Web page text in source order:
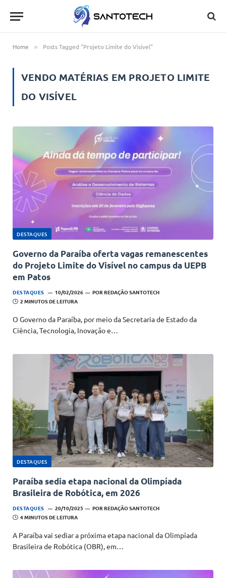
Home » Posts Tagged "Projeto Limite do Visível"
VENDO MATÉRIAS EM PROJETO LIMITE
DO VISÍVEL
DESTAQUES
Governo da Paraíba oferta vagas remanescentes
do Projeto Limite do Visível no campus da UEPB
em Patos
DESTAQUES 10/02/2026 POR REDAÇÃO SANTOTECH
2 MINUTOS DE LEITURA
O Governo da Paraíba, por meio da Secretaria de Estado da
Ciência, Tecnologia, Inovação e…
DESTAQUES
Paraíba sedia etapa nacional da Olimpíada
Brasileira de Robótica, em 2026
DESTAQUES 20/10/2025 POR REDAÇÃO SANTOTECH
4 MINUTOS DE LEITURA
A Paraíba vai sediar a próxima etapa nacional da Olimpíada
Brasileira de Robótica (OBR), em…